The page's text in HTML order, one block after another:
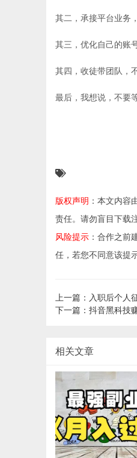
其二，承接平台业务
其三，优化自己的账
其四，收徒带团队，
最后，我想说，不要
版权声明 ：本文内容
责任。请勿盲目下载
风险提示 ：合作之前
任，若您不同意该提
上一篇：入职后个人
下一篇：抖音黑科技
相关文章